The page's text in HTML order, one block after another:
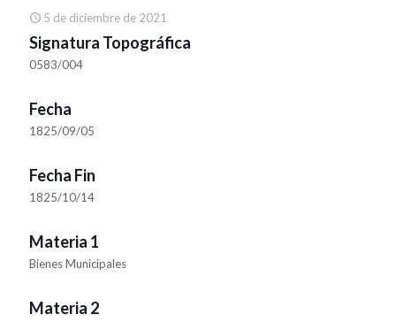
5 de diciembre de 2021
Signatura Topográfica
0583/004
Fecha
1825/09/05
Fecha Fin
1825/10/14
Materia 1
Bienes Municipales
Materia 2